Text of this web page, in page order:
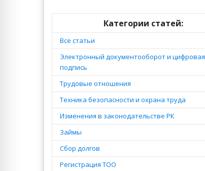
Категории статей:
Все статьи
Электронный документооборот и цифровая
подпись
Трудовые отношения
Техника безопасности и охрана труда
Изменения в законодательстве РК
Займы
Сбор долгов
Регистрация ТОО